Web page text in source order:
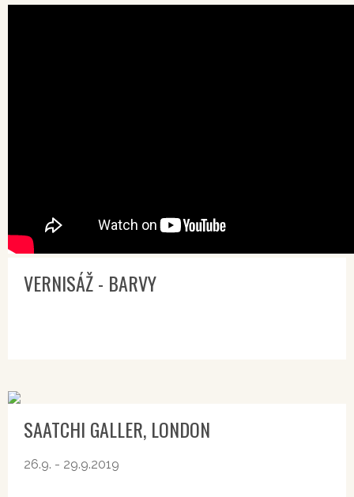
VERNISÁŽ - BARVY
SAATCHI GALLER, LONDON
26.9. - 29.9.2019